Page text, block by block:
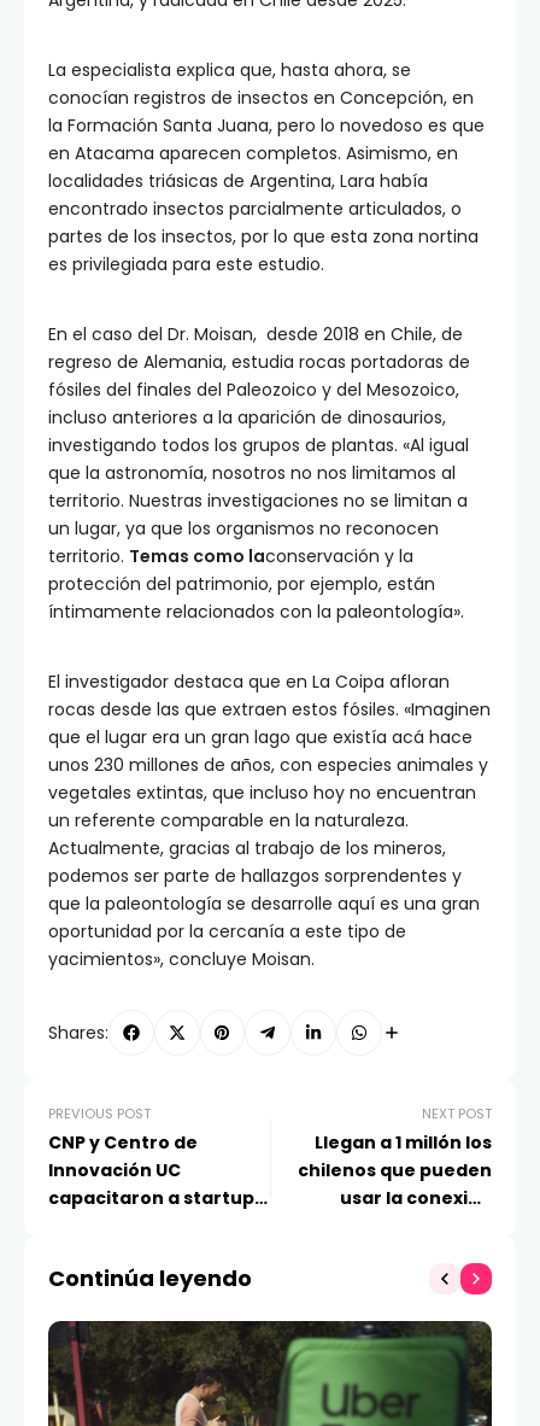
La especialista explica que, hasta ahora, se
conocían registros de insectos en Concepción, en
la Formación Santa Juana, pero lo novedoso es que
en Atacama aparecen completos. Asimismo, en
localidades triásicas de Argentina, Lara había
encontrado insectos parcialmente articulados, o
partes de los insectos, por lo que esta zona nortina
es privilegiada para este estudio.
En el caso del Dr. Moisan, desde 2018 en Chile, de
regreso de Alemania, estudia rocas portadoras de
fósiles del finales del Paleozoico y del Mesozoico,
incluso anteriores a la aparición de dinosaurios,
investigando todos los grupos de plantas. «Al igual
que la astronomía, nosotros no nos limitamos al
territorio. Nuestras investigaciones no se limitan a
un lugar, ya que los organismos no reconocen
territorio. Temas como laconservación y la
protección del patrimonio, por ejemplo, están
íntimamente relacionados con la paleontología».
El investigador destaca que en La Coipa afloran
rocas desde las que extraen estos fósiles. «Imaginen
que el lugar era un gran lago que existía acá hace
unos 230 millones de años, con especies animales y
vegetales extintas, que incluso hoy no encuentran
un referente comparable en la naturaleza.
Actualmente, gracias al trabajo de los mineros,
podemos ser parte de hallazgos sorprendentes y
que la paleontología se desarrolle aquí es una gran
oportunidad por la cercanía a este tipo de
yacimientos», concluye Moisan.
Shares:
PREVIOUS POST
CNP y Centro de
Innovación UC
capacitaron a startups
documental: carpetas
acreditación minera
NEXT POST
Llegan a 1 millón los
chilenos que pueden
usar la conexión
sin señal
Continúa leyendo